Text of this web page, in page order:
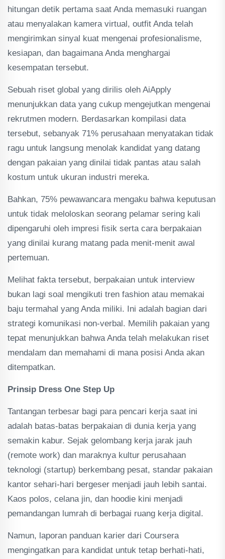
hitungan detik pertama saat Anda memasuki ruangan
atau menyalakan kamera virtual, outfit Anda telah
mengirimkan sinyal kuat mengenai profesionalisme,
kesiapan, dan bagaimana Anda menghargai
kesempatan tersebut.
Sebuah riset global yang dirilis oleh AiApply
menunjukkan data yang cukup mengejutkan mengenai
rekrutmen modern. Berdasarkan kompilasi data
tersebut, sebanyak 71% perusahaan menyatakan tidak
ragu untuk langsung menolak kandidat yang datang
dengan pakaian yang dinilai tidak pantas atau salah
kostum untuk ukuran industri mereka.
Bahkan, 75% pewawancara mengaku bahwa keputusan
untuk tidak meloloskan seorang pelamar sering kali
dipengaruhi oleh impresi fisik serta cara berpakaian
yang dinilai kurang matang pada menit-menit awal
pertemuan.
Melihat fakta tersebut, berpakaian untuk interview
bukan lagi soal mengikuti tren fashion atau memakai
baju termahal yang Anda miliki. Ini adalah bagian dari
strategi komunikasi non-verbal. Memilih pakaian yang
tepat menunjukkan bahwa Anda telah melakukan riset
mendalam dan memahami di mana posisi Anda akan
ditempatkan.
Prinsip Dress One Step Up
Tantangan terbesar bagi para pencari kerja saat ini
adalah batas-batas berpakaian di dunia kerja yang
semakin kabur. Sejak gelombang kerja jarak jauh
(remote work) dan maraknya kultur perusahaan
teknologi (startup) berkembang pesat, standar pakaian
kantor sehari-hari bergeser menjadi jauh lebih santai.
Kaos polos, celana jin, dan hoodie kini menjadi
pemandangan lumrah di berbagai ruang kerja digital.
Namun, laporan panduan karier dari Coursera
mengingatkan para kandidat untuk tetap berhati-hati,